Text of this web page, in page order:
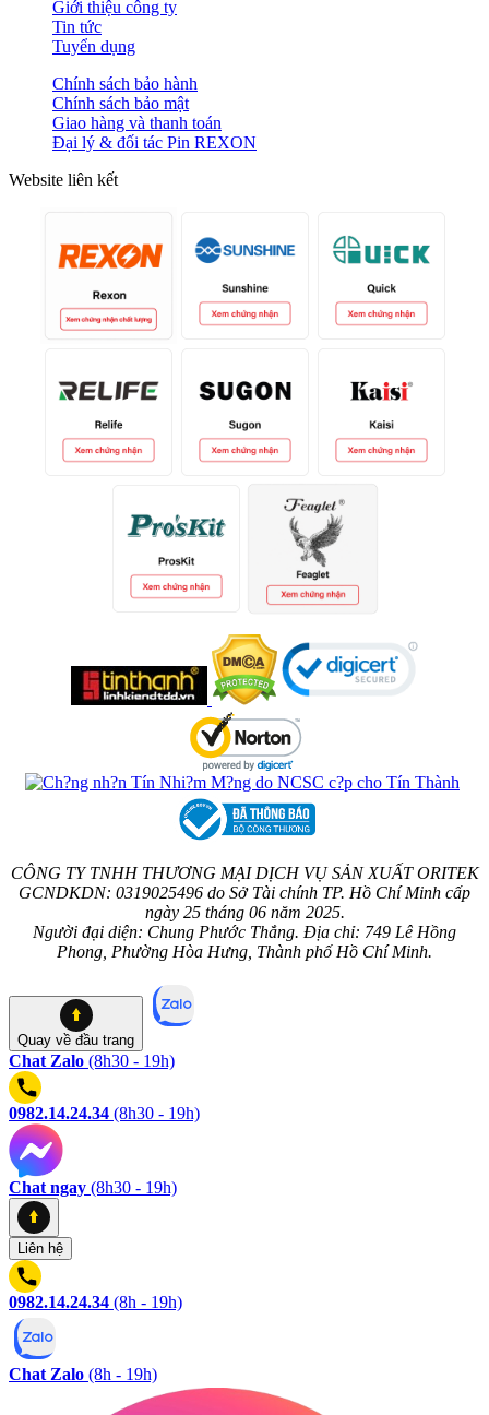
Giới thiệu công ty
Tin tức
Tuyển dụng
Chính sách bảo hành
Chính sách bảo mật
Giao hàng và thanh toán
Đại lý & đối tác Pin REXON
Website liên kết
CÔNG TY TNHH THƯƠNG MẠI DỊCH VỤ SẢN XUẤT ORITEK
GCNDKDN: 0319025496 do Sở Tài chính TP. Hồ Chí Minh cấp
ngày 25 tháng 06 năm 2025.
Người đại diện: Chung Phước Thắng. Địa chỉ: 749 Lê Hồng
Phong, Phường Hòa Hưng, Thành phố Hồ Chí Minh.
Quay về đầu trang
Chat Zalo (8h30 - 19h)
0982.14.24.34 (8h30 - 19h)
Chat ngay (8h30 - 19h)
Liên hệ
0982.14.24.34 (8h - 19h)
Chat Zalo (8h - 19h)